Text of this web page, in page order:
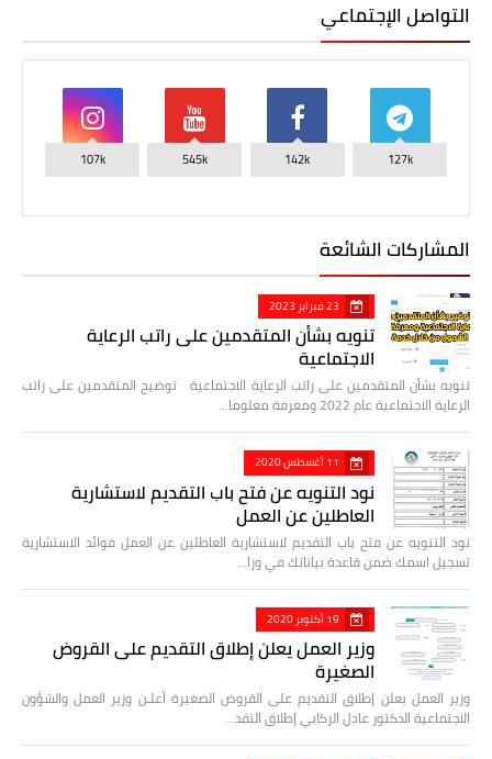
التواصل الإجتماعي
127k
142k
545k
107k
المشاركات الشائعة
23 فبراير 2023
تنويه بشأن المتقدمين على راتب الرعاية
الاجتماعية
تنويه بشأن المتقدمين على راتب الرعاية الاجتماعية توضيح المتقدمين على راتب
الرعاية الاجتماعية عام 2022 ومعرفة معلوما…
11 أغسطس 2020
نود التنويه عن فتح باب التقديم لاستشارية
العاطلين عن العمل
نود التنويه عن فتح باب التقديم لاستشارية العاطلين عن العمل فوائد الاستشارية
تسجيل اسمك ضمن قاعدة بياناتك في وزا…
19 أكتوبر 2020
وزير العمل يعلن إطلاق التقديم على القروض
الصغيرة
وزير العمل يعلن إطلاق التقديم على القروض الصغيرة أعلـن وزير العمل والشؤون
الاجتماعية الدكتور عادل الركابي إطلاق التقد…